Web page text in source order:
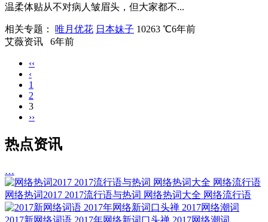
温柔体贴从不对病人皱眉头，但大家都不...
相关专题： 唯月优花 日本妹子 10263 ℃6年前
艾薇资讯
6年前
‹‹
‹
1
2
3
››
热点资讯
…
网络热词2017 2017流行语与热词 网络热词大全 网络流行语
2017新网络词语 2017年网络新词口头禅 2017网络潮词